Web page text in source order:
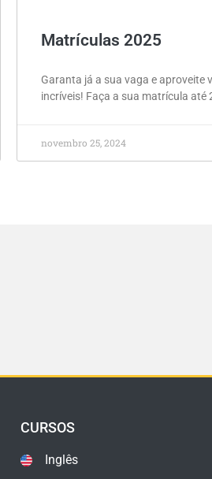
Matrículas 2025
Garanta já a sua vaga e aproveite
incríveis! Faça a sua matrícula
novembro 25, 2024
CURSOS
Inglês